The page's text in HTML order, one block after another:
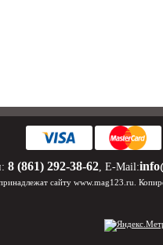
8 (861) 292-38-62, E-Mail:
сайту www.mag123.ru.